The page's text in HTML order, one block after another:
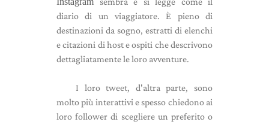
diario di un viaggiatore. È pieno di
destinazioni da sogno, estratti di elenchi
e citazioni di host e ospiti che descrivono
dettagliatamente le loro avventure.
I loro tweet, d'altra parte, sono
molto più interattivi e spesso chiedono ai
loro follower di scegliere un preferito o